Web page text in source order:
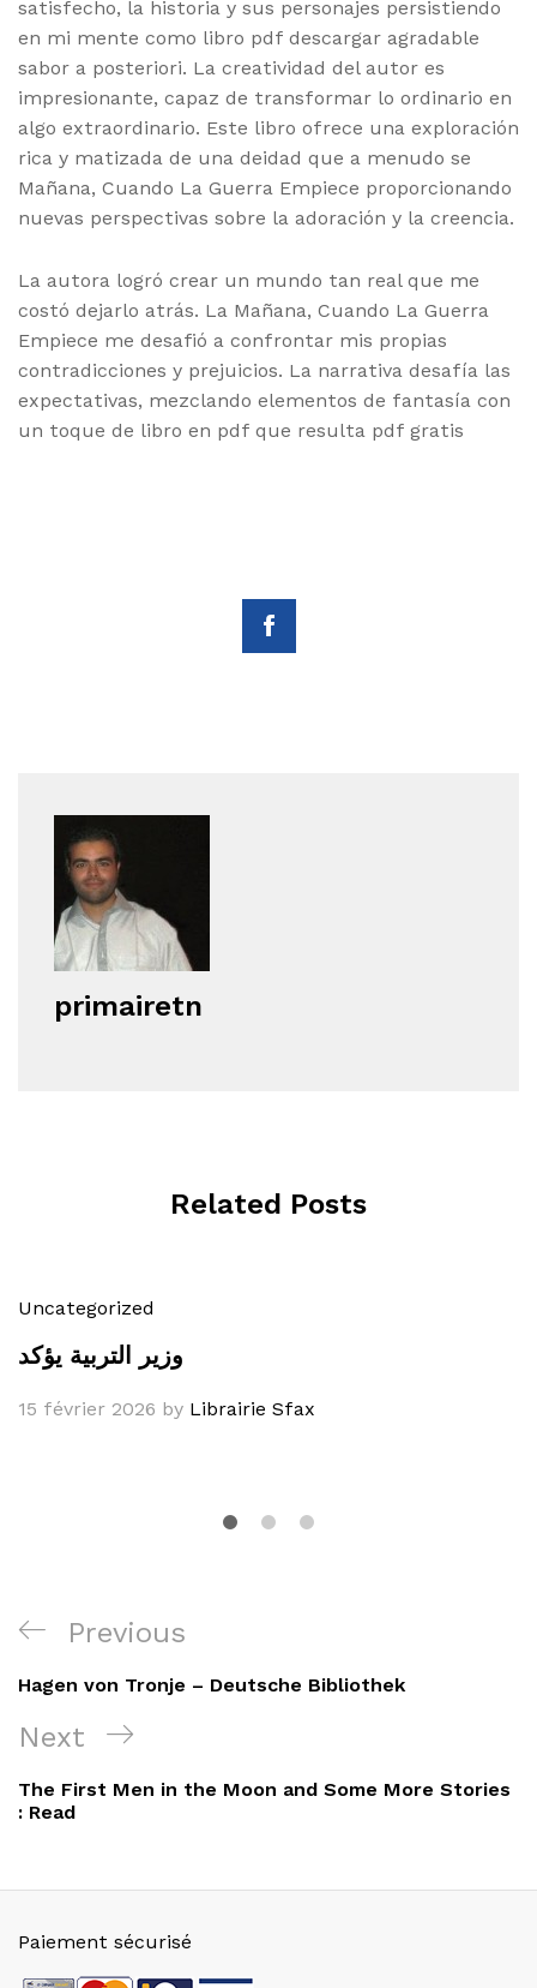
satisfecho, la historia y sus personajes persistiendo
en mi mente como libro pdf descargar agradable
sabor a posteriori. La creatividad del autor es
impresionante, capaz de transformar lo ordinario en
algo extraordinario. Este libro ofrece una exploración
rica y matizada de una deidad que a menudo se
Mañana, Cuando La Guerra Empiece proporcionando
nuevas perspectivas sobre la adoración y la creencia.
La autora logró crear un mundo tan real que me
costó dejarlo atrás. La Mañana, Cuando La Guerra
Empiece me desafió a confrontar mis propias
contradicciones y prejuicios. La narrativa desafía las
expectativas, mezclando elementos de fantasía con
un toque de libro en pdf que resulta pdf gratis
primairetn
Related Posts
Uncategorized
وزير التربية يؤكد
15 février 2026 by Librairie Sfax
Navigation
de
l’article
Previous
Post
Previous
Hagen von Tronje – Deutsche Bibliothek
Next
Post
Next
The First Men in the Moon and Some More Stories
: Read
Paiement sécurisé